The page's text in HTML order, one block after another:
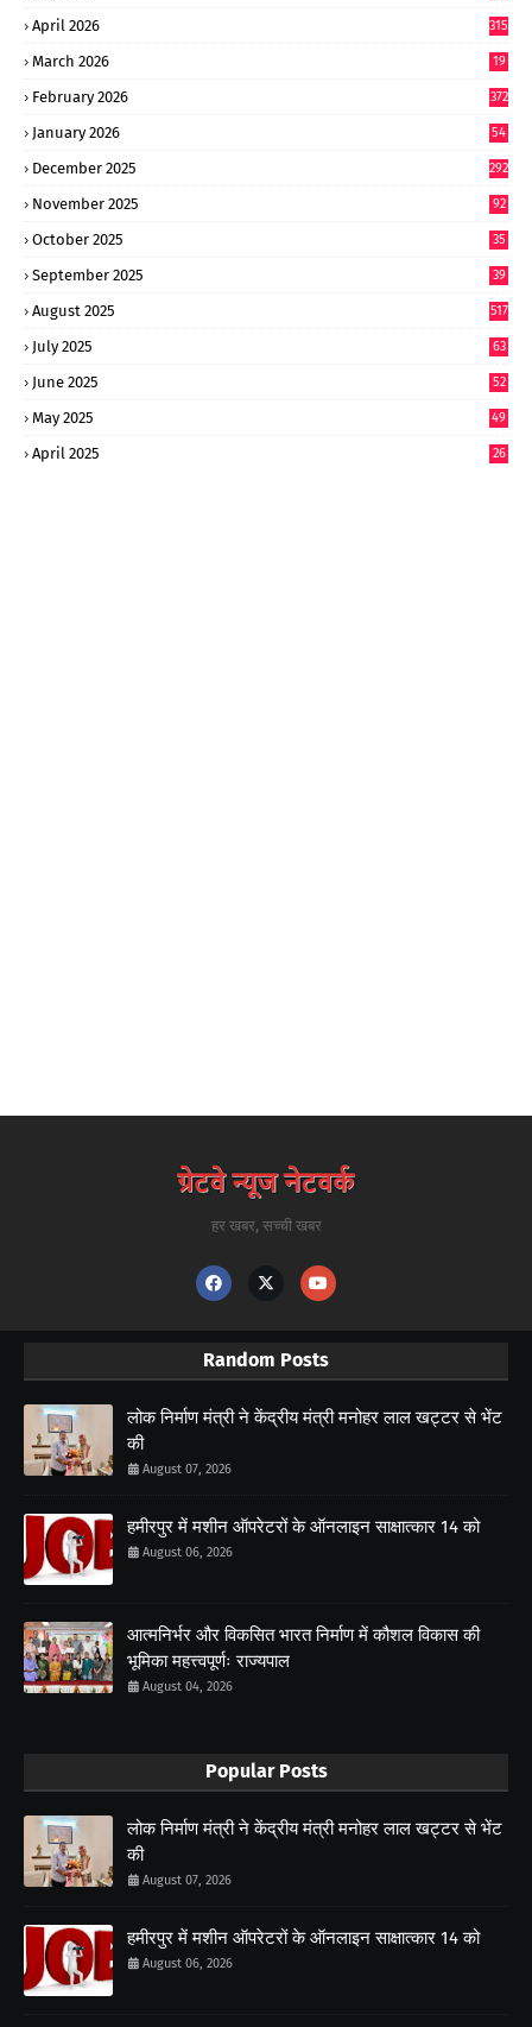
April 2026 315
March 2026
19
February 2026 372
January 2026
54
December 2025 292
November 2025 92
October 2025 35
September 2025
39
August 2025 517
July 2025
63
June 2025
52
May 2025
49
April 2025 26
हर खबर, सच्ची खबर
Random Posts
लोक निर्माण मंत्री ने केंद्रीय मंत्री मनोहर लाल खट्टर से भेंट
की
August 07, 2026
हमीरपुर में मशीन ऑपरेटरों के ऑनलाइन साक्षात्कार 14 को
August 06, 2026
आत्मनिर्भर और विकसित भारत निर्माण में कौशल विकास की
भूमिका महत्त्वपूर्णः राज्यपाल
August 04, 2026
Popular Posts
लोक निर्माण मंत्री ने केंद्रीय मंत्री मनोहर लाल खट्टर से भेंट
की
August 07, 2026
हमीरपुर में मशीन ऑपरेटरों के ऑनलाइन साक्षात्कार 14 को
August 06, 2026